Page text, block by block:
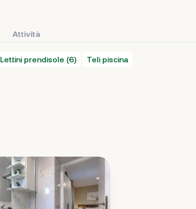
Attività
Lettini prendisole (6)
Teli piscina